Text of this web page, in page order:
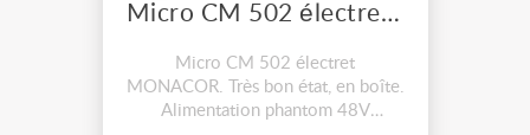
Micro CM 502 électret MONACOR
Micro CM 502 électret
MONACOR. Très bon état, en boîte.
Alimentation phantom 48V